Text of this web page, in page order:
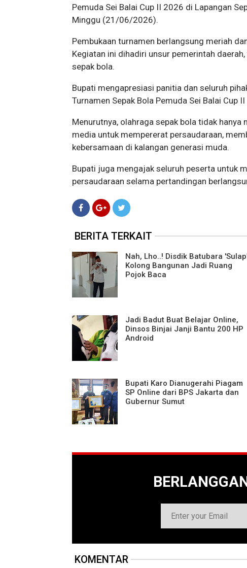
Pemuda Sei Balai Cup II 2026 di Lapangan
Minggu (21/06/2026).
Pembukaan turnamen berlangsung meriah
Kegiatan ini dihadiri unsur pemerintah
sepak bola.
Bupati mengapresiasi panitia dan seluruh
Turnamen Sepak Bola Pemuda Sei Balai Cup
Menurutnya, olahraga sepak bola tidak
media untuk mempererat persaudaraan,
kebersamaan di kalangan generasi muda.
Bupati juga mengajak seluruh peserta untuk
persaudaraan selama pertandingan
BERITA TERKAIT
Nah, Lho..! Disdik Batubara
Kolong Bangunan Jadi Ruang
Pojok Baca
Jadi Badut Buat Belajar Online,
Dinsos Binjai Janji Bantu 200 HP
Android
Bupati Karo Dianugerahi Piagam
SP Online dari BPS Jakarta dan
Gubernur Sumut
KOMENTAR